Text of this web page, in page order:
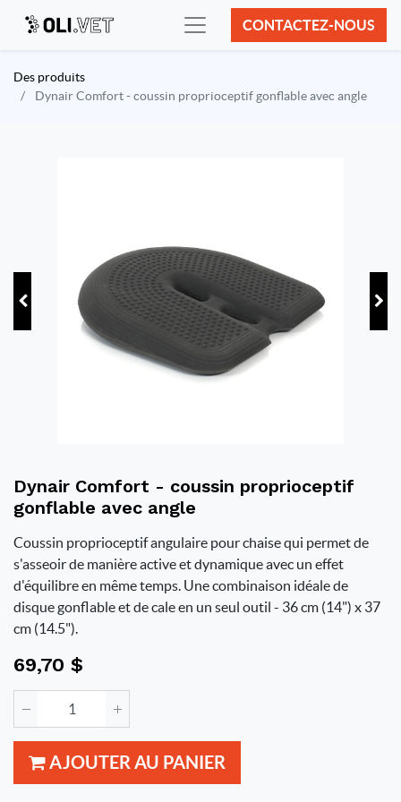
CONTACTEZ-NOUS
Des produits
Dynair Comfort - coussin proprioceptif gonflable avec angle
Dynair Comfort - coussin proprioceptif
gonflable avec angle
Coussin proprioceptif angulaire pour chaise qui permet de
s'asseoir de manière active et dynamique avec un effet
d'équilibre en même temps. Une combinaison idéale de
disque gonflable et de cale en un seul outil - 36 cm (14") x 37
cm (14.5").
69,70 $
AJOUTER AU PANIER